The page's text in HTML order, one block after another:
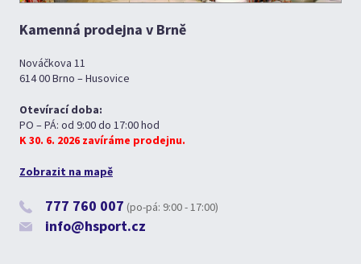
Kamenná prodejna v Brně
Nováčkova 11
614 00 Brno – Husovice
Otevírací doba:
PO – PÁ: od 9:00 do 17:00 hod
K 30. 6. 2026 zavíráme prodejnu.
Zobrazit na mapě
777 760 007 (po-pá: 9:00 - 17:00)
info@hsport.cz